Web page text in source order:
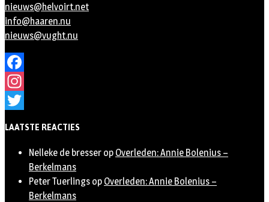
nieuws@helvoirt.net
info@haaren.nu
nieuws@vught.nu
Facebook
Instagram
LAATSTE REACTIES
Nelleke de bresser op Overleden: Annie Bolenius –
Berkelmans
Peter Tuerlings op Overleden: Annie Bolenius –
Berkelmans